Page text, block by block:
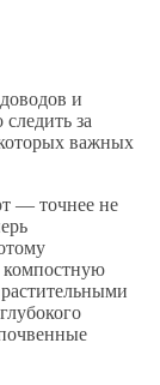
и
за
важных
— точнее не
компостную